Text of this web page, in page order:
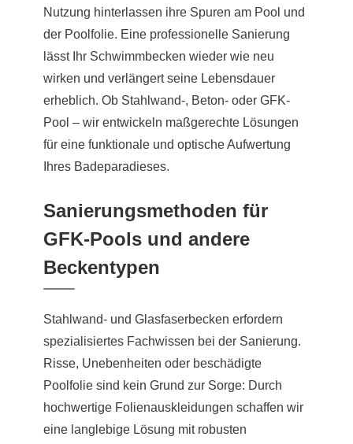
Nutzung hinterlassen ihre Spuren am Pool und
der Poolfolie. Eine professionelle Sanierung
lässt Ihr Schwimmbecken wieder wie neu
wirken und verlängert seine Lebensdauer
erheblich. Ob Stahlwand-, Beton- oder GFK-
Pool – wir entwickeln maßgerechte Lösungen
für eine funktionale und optische Aufwertung
Ihres Badeparadieses.
Sanierungsmethoden für
GFK-Pools und andere
Beckentypen
Stahlwand- und Glasfaserbecken erfordern
spezialisiertes Fachwissen bei der Sanierung.
Risse, Unebenheiten oder beschädigte
Poolfolie sind kein Grund zur Sorge: Durch
hochwertige Folienauskleidungen schaffen wir
eine langlebige Lösung mit robusten